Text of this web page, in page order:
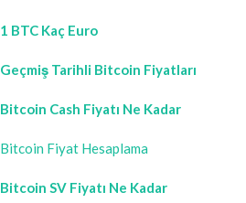
1 BTC Kaç Euro
Geçmiş Tarihli Bitcoin Fiyatları
Bitcoin Cash Fiyatı Ne Kadar
Bitcoin Fiyat Hesaplama
Bitcoin SV Fiyatı Ne Kadar